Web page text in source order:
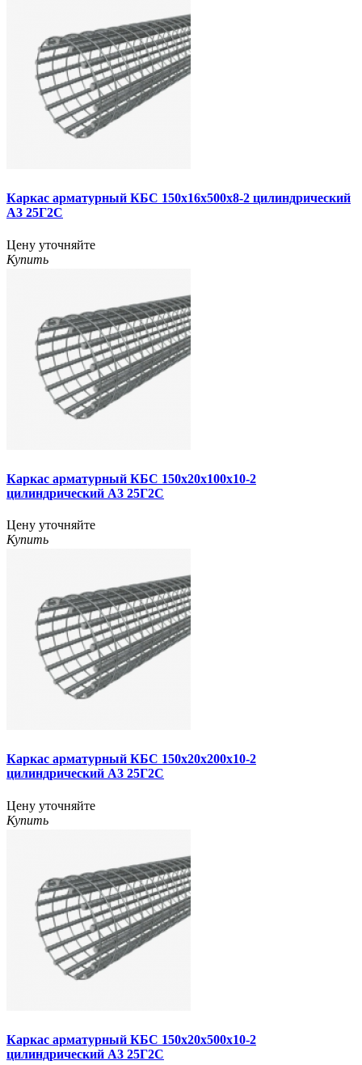
Каркас арматурный КБС 150х16х500х8-2 цилиндрический
А3 25Г2С
Цену уточняйте
Купить
Каркас арматурный КБС 150х20х100х10-2
цилиндрический А3 25Г2С
Цену уточняйте
Купить
Каркас арматурный КБС 150х20х200х10-2
цилиндрический А3 25Г2С
Цену уточняйте
Купить
Каркас арматурный КБС 150х20х500х10-2
цилиндрический А3 25Г2С